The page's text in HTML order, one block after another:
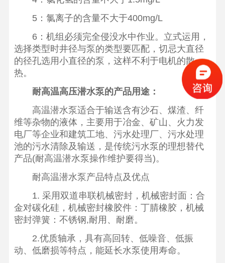
5：氯离子的含量不大于400mg/L
6：机组必须完全侵没水中作业。立式运用，
选择类型时井径与泵的类型要匹配，切忌大直径
的径孔选用小直径的泵，这样不利于电机的散
热。
耐高温高压潜水泵的产品用途：
高温潜水泵适合于输送含有沙石、煤渣、纤
维等杂物的液体，主要用于冶金、矿山、火力发
电厂等企业和建筑工地、污水处理厂、污水处理
池的污水清除及输送，是传统污水泵的理想替代
产品(耐高温潜水泵操作维护要得当)。
耐高温潜水泵产品特点及优点
1. 采用双道串联机械密封，机械密封面：合
金对碳化硅，机械密封橡胶件：丁腈橡胶，机械
密封弹簧：不锈钢,耐用、耐磨。
2.优质轴承，具有高回转、低噪音、低振
动、低磨损等特点，能延长水泵使用寿命。